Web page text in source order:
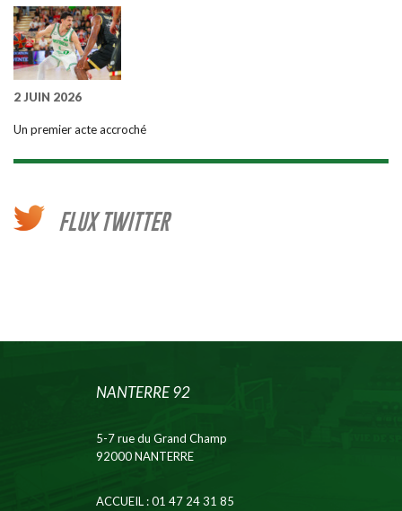
2 JUIN 2026
Un premier acte accroché
FLUX TWITTER
NANTERRE 92
5-7 rue du Grand Champ
92000 NANTERRE
ACCUEIL: 01 47 24 31 85